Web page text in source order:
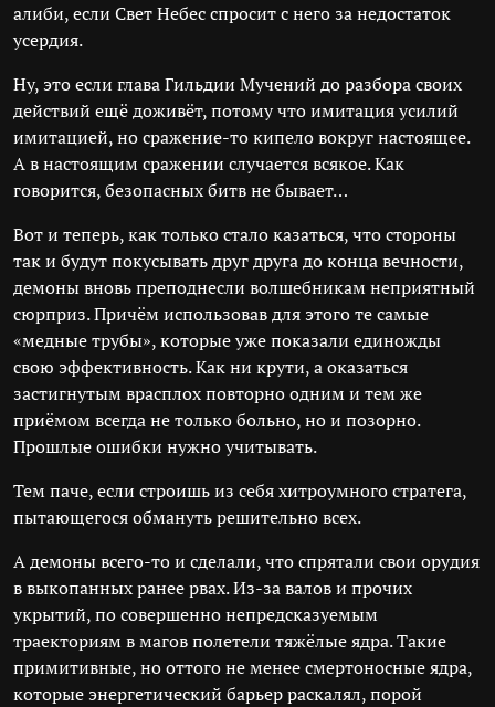
алиби, если Свет Небес спросит с него за недостаток
усердия.
Ну, это если глава Гильдии Мучений до разбора своих
действий ещё доживёт, потому что имитация усилий
имитацией, но сражение-то кипело вокруг настоящее.
А в настоящим сражении случается всякое. Как
говорится, безопасных битв не бывает…
Вот и теперь, как только стало казаться, что стороны
так и будут покусывать друг друга до конца вечности,
демоны вновь преподнесли волшебникам неприятный
сюрприз. Причём использовав для этого те самые
«медные трубы», которые уже показали единожды
свою эффективность. Как ни крути, а оказаться
застигнутым врасплох повторно одним и тем же
приёмом всегда не только больно, но и позорно.
Прошлые ошибки нужно учитывать.
Тем паче, если строишь из себя хитроумного стратега,
пытающегося обмануть решительно всех.
А демоны всего-то и сделали, что спрятали свои орудия
в выкопанных ранее рвах. Из-за валов и прочих
укрытий, по совершенно непредсказуемым
траекториям в магов полетели тяжёлые ядра. Такие
примитивные, но оттого не менее смертоносные ядра,
которые энергетический барьер раскалял, порой